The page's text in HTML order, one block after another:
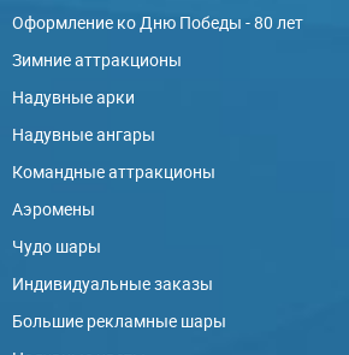
Оформление ко Дню Победы - 80 лет
Зимние аттракционы
Надувные арки
Надувные ангары
Командные аттракционы
Аэромены
Чудо шары
Индивидуальные заказы
Большие рекламные шары